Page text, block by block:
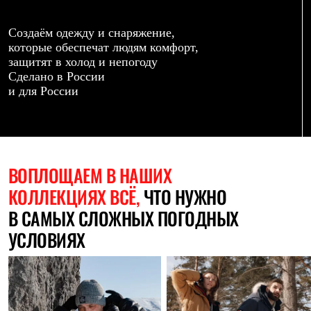
Среднее термобелье
Легкое термобелье
Лёгкая одежда
Футболки
Рубашки
Толстовки
Женская одежда
Брюки
Жилеты
Утепленная синтетикой
Куртки
Брюки
Штормовая одежда
Куртки
Софтшелл одежда
Куртки
Брюки
Лёгкая одежда
Создаём одежду и снаряжение,
которые обеспечат людям комфорт,
защитят в холод и непогоду
Сделано в России
и для России
ВОПЛОЩАЕМВ НАШИХ
КОЛЛЕКЦИЯХ ВСЁ,ЧТО НУЖНО
В САМЫХ СЛОЖНЫХ ПОГОДНЫХ
УСЛОВИЯХ